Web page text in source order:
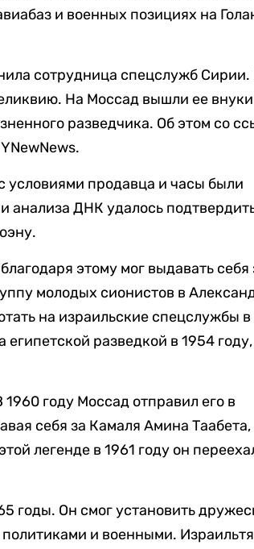
и военных позициях на
сотрудница спецслужб Сирии.
На Моссад вышли ее
разведчика. Об этом со
условиями продавца и часы были
ДНК удалось
этому мог выдавать себя
молодых сионистов в
на израильские спецслужбы в
разведкой в 1954
году Моссад отправил его в
себя за Камаля Амина Таабета,
легенде в 1961 году он
годы. Он смог установить
и военными.